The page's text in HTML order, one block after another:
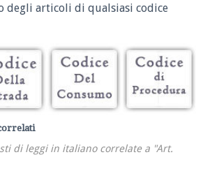
degli articoli di qualsiasi codice
di leggi in italiano correlate a "Art.